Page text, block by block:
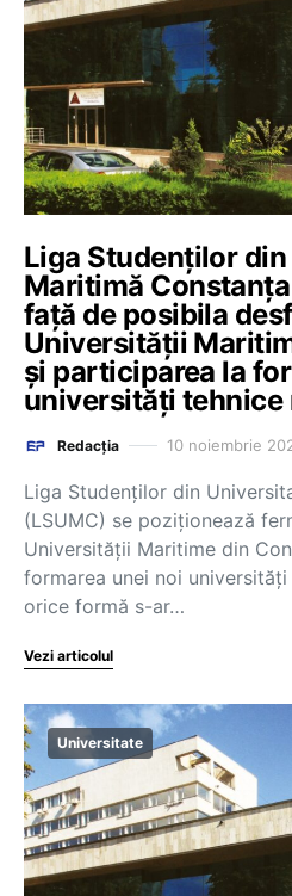
Liga Studenților
Maritimă
față de posibila
Universității
și participarea la
universități tehnice
Redacția 10 noiembrie
Liga Studenților din
(LSUMC) se poziționează
Universității Maritime din
formarea unei noi
orice formă s-ar…
Vezi articolul
Universitate